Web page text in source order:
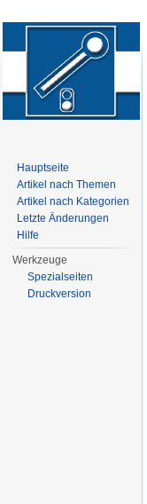
Hauptseite
Artikel nach Themen
Artikel nach Kategorien
Letzte Änderungen
Hilfe
Werkzeuge
Spezialseiten
Druckversion